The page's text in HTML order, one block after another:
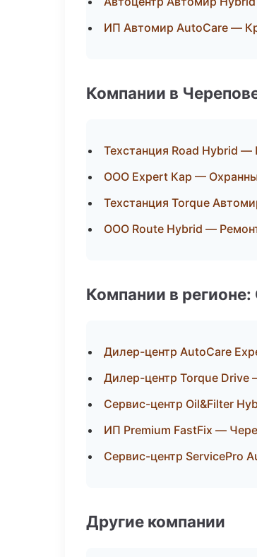
ИП Автомир AutoCare —
Компании в
Техстанция Road Hybrid
ООО Expert Кар —
Техстанция Torque
ООО Route Hybrid —
Компании в
Дилер-центр AutoCare
Дилер-центр Torque Drive
Сервис-центр Oil&Filter
ИП Premium FastFix —
Сервис-центр ServicePro
Другие компании